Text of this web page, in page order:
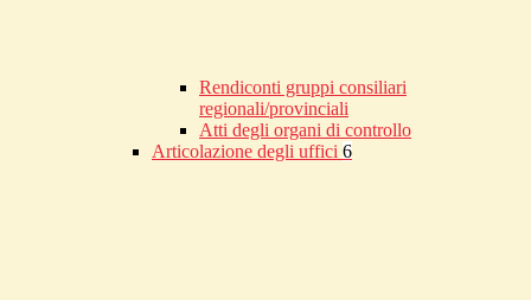
Rendiconti gruppi consiliari
regionali/provinciali
Atti degli organi di controllo
Articolazione degli uffici 6